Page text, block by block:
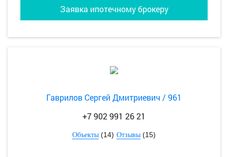
Заявка ипотечному брокеру
Гаврилов Сергей Дмитриевич / 961
+7 902 991 26 21
Объекты (14) Отзывы (15)